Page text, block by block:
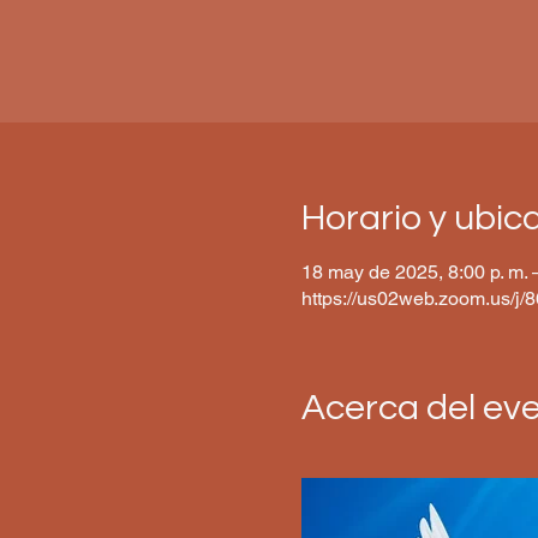
Horario y
18 may de 2025, 8:00 p. m.
https://us02web.zoom.us/j/
Acerca del